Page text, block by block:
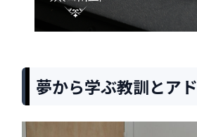
夢から学ぶ教訓とア